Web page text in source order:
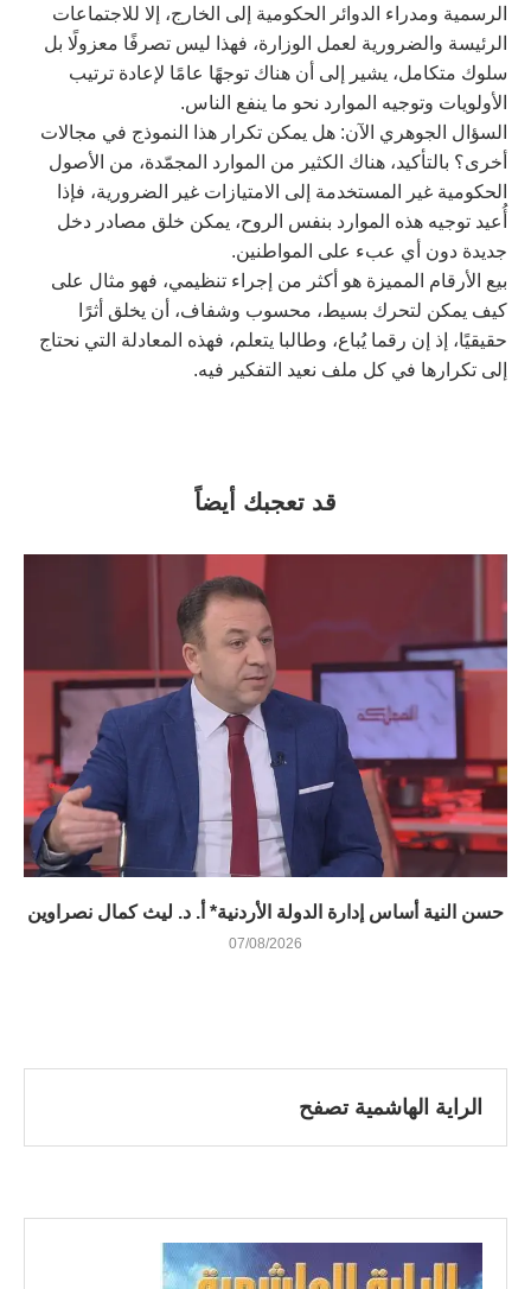
الرسمية ومدراء الدوائر الحكومية إلى الخارج، إلا للاجتماعات
الرئيسة والضرورية لعمل الوزارة، فهذا ليس تصرفًا معزولًا بل
سلوك متكامل، يشير إلى أن هناك توجهًا عامًا لإعادة ترتيب
الأولويات وتوجيه الموارد نحو ما ينفع الناس.
السؤال الجوهري الآن: هل يمكن تكرار هذا النموذج في مجالات
أخرى؟ بالتأكيد، هناك الكثير من الموارد المجمّدة، من الأصول
الحكومية غير المستخدمة إلى الامتيازات غير الضرورية، فإذا
أُعيد توجيه هذه الموارد بنفس الروح، يمكن خلق مصادر دخل
جديدة دون أي عبء على المواطنين.
بيع الأرقام المميزة هو أكثر من إجراء تنظيمي، فهو مثال على
كيف يمكن لتحرك بسيط، محسوب وشفاف، أن يخلق أثرًا
حقيقيًا، إذ إن رقما يُباع، وطالبا يتعلم، فهذه المعادلة التي نحتاج
إلى تكرارها في كل ملف نعيد التفكير فيه.
قد تعجبك أيضاً
حسن النية أساس إدارة الدولة الأردنية* أ. د. ليث كمال نصراوين
07/08/2026
الراية الهاشمية تصفح